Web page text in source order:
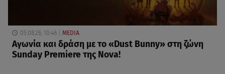
05.08.26, 10:46 MEDIA
Αγωνία και δράση με το «Dust Bunny» στη ζώνη
Sunday Premiere της Nova!